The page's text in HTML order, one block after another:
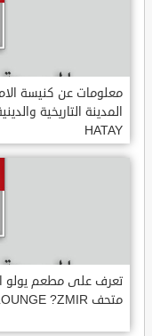
معلومات عن كنيسة
HATAY
تعرف على مطعم يولو
متحف YOLO ART & LOUNGE ?ZMIR